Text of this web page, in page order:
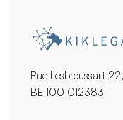
Rue Lesbroussart
BE 1001012383